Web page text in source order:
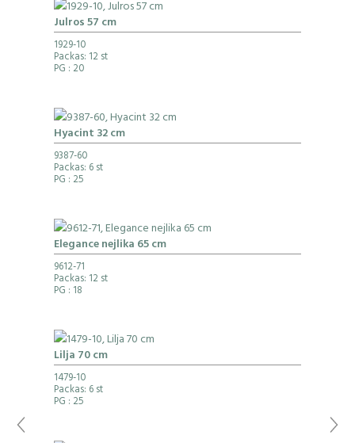
Julros 57 cm
1929-10
Packas: 12 st
PG : 20
Hyacint 32 cm
9387-60
Packas: 6 st
PG : 25
Elegance nejlika 65 cm
9612-71
Packas: 12 st
PG : 18
Lilja 70 cm
1479-10
Packas: 6 st
PG : 25